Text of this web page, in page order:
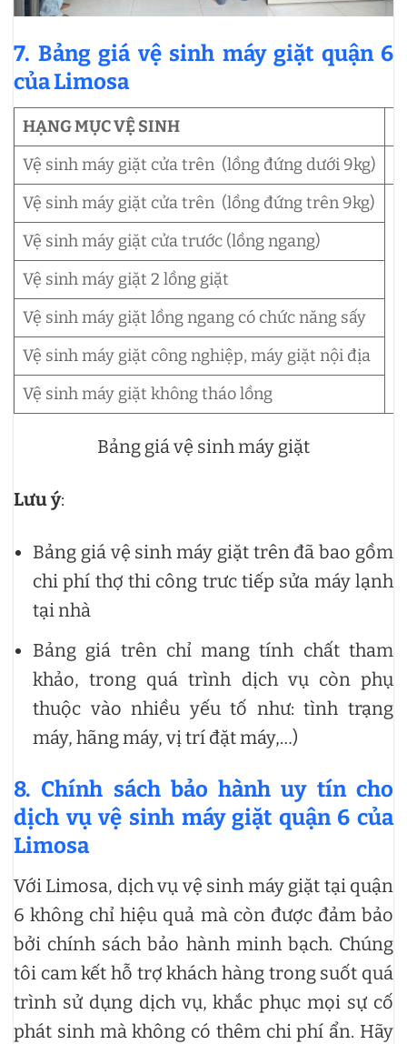
7. Bảng giá vệ sinh máy giặt quận 6
của Limosa
HẠNG MỤC VỆ SINH
Vệ sinh máy giặt cửa trên (lồng đứng dưới 9kg)
Vệ sinh máy giặt cửa trên (lồng đứng trên 9kg)
Vệ sinh máy giặt cửa trước (lồng ngang)
Vệ sinh máy giặt 2 lồng giặt
Vệ sinh máy giặt lồng ngang có chức năng sấy
Vệ sinh máy giặt công nghiệp, máy giặt nội địa
Vệ sinh máy giặt không tháo lồng
Bảng giá vệ sinh máy giặt
Lưu ý:
Bảng giá vệ sinh máy giặt trên đã bao gồm
chi phí thợ thi công trưc tiếp sửa máy lạnh
tại nhà
Bảng giá trên chỉ mang tính chất tham
khảo, trong quá trình dịch vụ còn phụ
thuộc vào nhiều yếu tố như: tình trạng
máy, hãng máy, vị trí đặt máy,…)
8. Chính sách bảo hành uy tín cho
dịch vụ vệ sinh máy giặt quận 6 của
Limosa
Với Limosa, dịch vụ vệ sinh máy giặt tại quận
6 không chỉ hiệu quả mà còn được đảm bảo
bởi chính sách bảo hành minh bạch. Chúng
tôi cam kết hỗ trợ khách hàng trong suốt quá
trình sử dụng dịch vụ, khắc phục mọi sự cố
phát sinh mà không có thêm chi phí ẩn. Hãy